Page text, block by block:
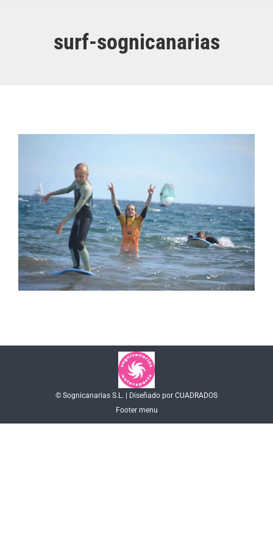
surf-sognicanarias
© Sognicanarias S.L. | Diseñado por CUADRADOS
Footer menu